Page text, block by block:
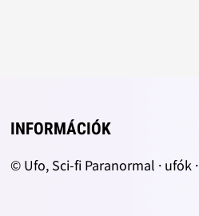
INFORMÁCIÓK
© Ufo, Sci-fi Paranormal · ufók ·